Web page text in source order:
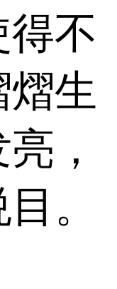
不
生
，
。